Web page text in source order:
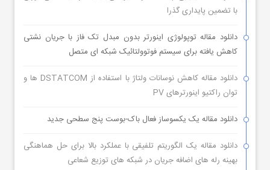
با تضمین پایداری گذرا
دانلود مقاله توپولوژی اینورتر بدون مبدل تک فاز با جریان نشتی
کاهش یافته برای سیستم فوتوولتائیک شبکه ای متصل
دانلود مقاله کاهش نوسانات ولتاژ با استفاده از DSTATCOM ها و
توان راکتیو اینورترهای PV
دانلود مقاله یک یکسوساز فعال باک-بوست پنج سطحی جدید
دانلود مقاله یک الگوریتم تلفیقی با عملکرد بالا برای حل هماهنگی
بهینه رله های اضافه جریان در شبکه های توزیع شعاعی